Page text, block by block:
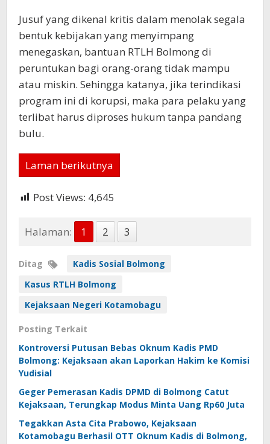
Jusuf yang dikenal kritis dalam menolak segala
bentuk kebijakan yang menyimpang
menegaskan, bantuan RTLH Bolmong di
peruntukan bagi orang-orang tidak mampu
atau miskin. Sehingga katanya, jika terindikasi
program ini di korupsi, maka para pelaku yang
terlibat harus diproses hukum tanpa pandang
bulu.
Laman berikutnya
Post Views: 4,645
Halaman: 1 2 3
Ditag
Kadis Sosial Bolmong
Kasus RTLH Bolmong
Kejaksaan Negeri Kotamobagu
Posting Terkait
Kontroversi Putusan Bebas Oknum Kadis PMD
Bolmong: Kejaksaan akan Laporkan Hakim ke Komisi
Yudisial
Geger Pemerasan Kadis DPMD di Bolmong Catut
Kejaksaan, Terungkap Modus Minta Uang Rp60 Juta
Tegakkan Asta Cita Prabowo, Kejaksaan
Kotamobagu Berhasil OTT Oknum Kadis di Bolmong,